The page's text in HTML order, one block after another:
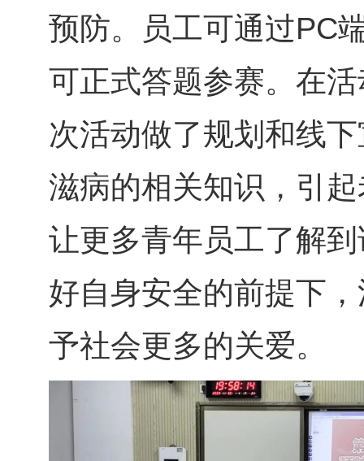
预防。员工可通过PC
可正式答题参赛。在
次活动做了规划和线
滋病的相关知识，引
让更多青年员工了解
好自身安全的前提下
予社会更多的关爱。